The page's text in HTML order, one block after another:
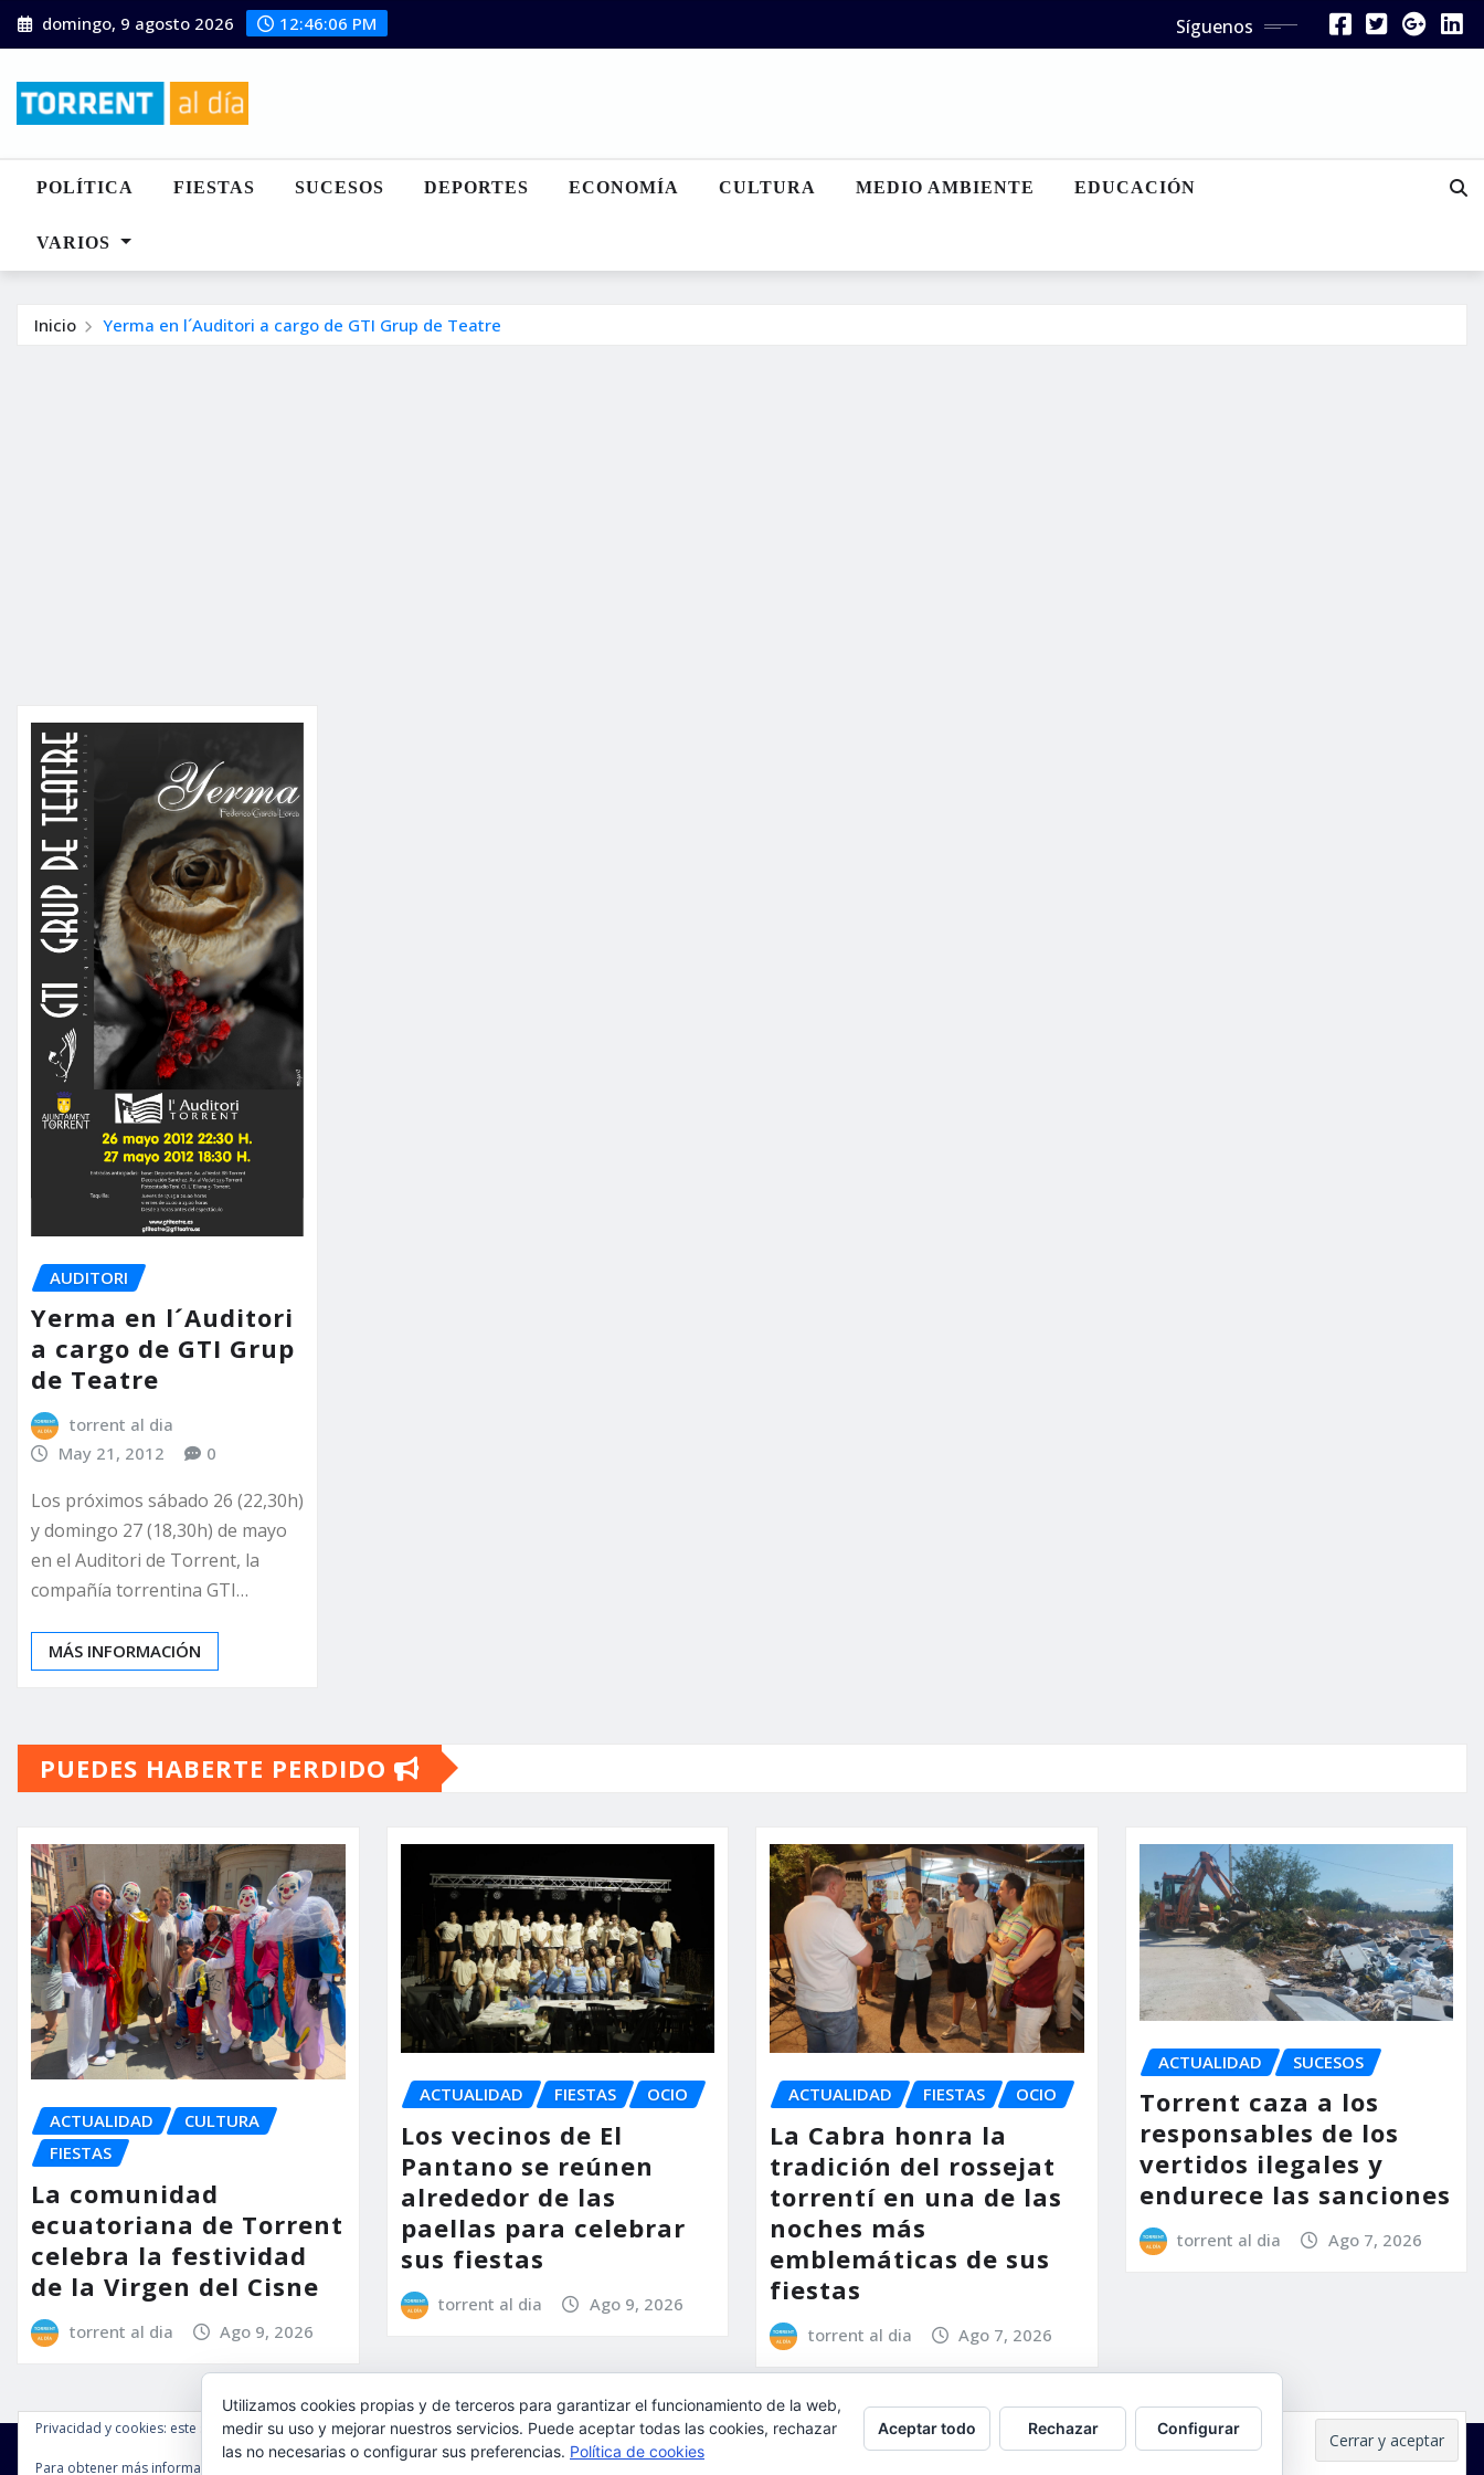
Saltar
al
domingo, 9 agosto 2026 12:46:07 PM Síguenos
POLÍTICA FIESTAS SUCESOS DEPORTES ECONOMÍA CULTURA MEDIO AMBIENTE EDUCACIÓN
VARIOS
Inicio Yerma en l´Auditori a cargo de GTI Grup de Teatre
AUDITORI
Yerma en l´Auditori
a cargo de GTI Grup
de Teatre
torrent al dia
May 21, 2012
0
Los próximos sábado 26 (22,30h)
y domingo 27 (18,30h) de mayo
en el Auditori de Torrent, la
compañía torrentina GTI…
MÁS INFORMACIÓN
PUEDES HABERTE PERDIDO
ACTUALIDAD
CULTURA
FIESTAS
La comunidad
ecuatoriana de Torrent
celebra la festividad
de la Virgen del Cisne
torrent al dia Ago 9, 2026
ACTUALIDAD FIESTAS OCIO
Los vecinos de El
Pantano se reúnen
alrededor de las
paellas para celebrar
sus fiestas
torrent al dia Ago 9, 2026
ACTUALIDAD FIESTAS OCIO
La Cabra honra la
tradición del rossejat
torrentí en una de las
noches más
emblemáticas de sus
fiestas
torrent al dia Ago 7, 2026
ACTUALIDAD SUCESOS
Torrent caza a los
responsables de los
vertidos ilegales y
endurece las sanciones
torrent al dia Ago 7, 2026
Utilizamos cookies propias y de terceros para garantizar el funcionamiento de la web,
medir su uso y mejorar nuestros servicios. Puede aceptar todas las cookies, rechazar
las no necesarias o configurar sus preferencias. Política de cookies
Aceptar todo Rechazar Configurar
Privacidad y cookies: este sitio usa cookies. Si continúas navegando por él, aceptas su uso.
Para obtener más información, incluido cómo gestionar las cookies, consulta: